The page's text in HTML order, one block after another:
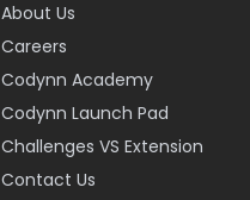
About Us
Careers
Codynn Academy
Codynn Launch Pad
Challenges VS Extension
Contact Us